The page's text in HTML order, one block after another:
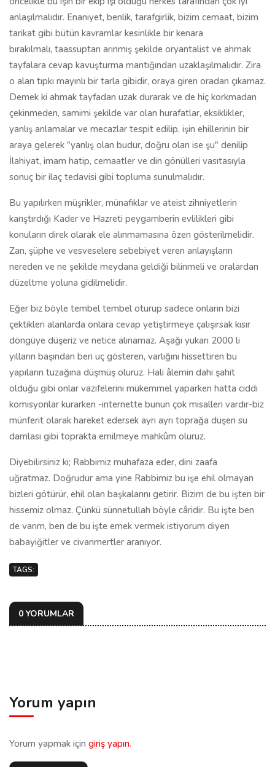
anlaşılmalıdır. Enaniyet, benlik, tarafgirlik, bizim cemaat, bizim
tarikat gibi bütün kavramlar kesinlikle bir kenara
bırakılmalı, taassuptan arınmış şekilde oryantalist ve ahmak
tayfalara cevap kavuşturma mantığından uzaklaşılmalıdır. Zira
o alan tıpkı mayınlı bir tarla gibidir, oraya giren oradan çıkamaz.
Demek ki ahmak tayfadan uzak durarak ve de hiç korkmadan
çekinmeden, samimi şekilde var olan hurafatlar, eksiklikler,
yanlış anlamalar ve mecazlar tespit edilip, işin ehillerinin bir
araya gelerek "yanlış olan budur, doğru olan ise şu" denilip
İlahiyat, imam hatip, cemaatler ve din gönülleri vasıtasıyla
sonuç bir ilaç tedavisi gibi topluma sunulmalıdır.
Bu yapılırken müşrikler, münafıklar ve ateist zihniyetlerin
karıştırdığı Kader ve Hazreti peygamberin evlilikleri gibi
konuların direk olarak ele alınmamasına özen gösterilmelidir.
Zan, şüphe ve vesveselere sebebiyet veren anlayışların
nereden ve ne şekilde meydana geldiği bilinmeli ve oralardan
düzeltme yoluna gidilmelidir.
Eğer biz böyle tembel tembel oturup sadece onların bizi
çektikleri alanlarda onlara cevap yetiştirmeye çalışırsak kısır
döngüye düşeriz ve netice alınamaz. Aşağı yukarı 2000 li
yılların başından beri uç gösteren, varlığını hissettiren bu
yapıların tuzağına düşmüş oluruz. Hali âlemin dahi şahit
olduğu gibi onlar vazifelerini mükemmel yaparken hatta ciddi
komisyonlar kurarken -internette bunun çok misalleri vardır-biz
münferit olarak hareket edersek ayrı ayrı toprağa düşen su
damlası gibi toprakta emilmeye mahkûm oluruz.
Diyebilirsiniz ki; Rabbimiz muhafaza eder, dini zaafa
uğratmaz. Doğrudur ama yine Rabbimiz bu işe ehil olmayan
bizleri götürür, ehil olan başkalarını getirir. Bizim de bu işten bir
hissemiz olmaz. Çünkü sünnetullah böyle câridir. Bu işte ben
de varım, ben de bu işte emek vermek istiyorum diyen
babayiğitler ve civanmertler aranıyor.
TAGS:
0 YORUMLAR
Yorum yapın
Yorum yapmak için giriş yapın.